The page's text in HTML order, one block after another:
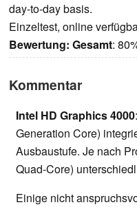
day-to-day basis.
Einzeltest, online
Bewertung: Gesamt:
Kommentar
Intel HD Graphics 4000
Generation Core)
Ausbaustufe. Je nach
Quad-Core)
Einige nicht